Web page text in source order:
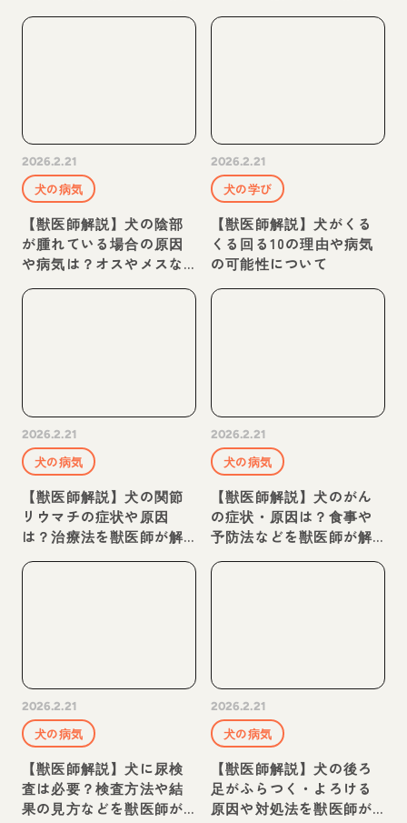
2026.2.21
犬の病気
【獣医師解説】犬の陰部
が腫れている場合の原因
や病気は？オスやメスな
ど性別で獣医師が解説
2026.2.21
犬の学び
【獣医師解説】犬がくる
くる回る10の理由や病気
の可能性について
2026.2.21
犬の病気
【獣医師解説】犬の関節
リウマチの症状や原因
は？治療法を獣医師が解
2026.2.21
犬の病気
【獣医師解説】犬のがん
の症状・原因は？食事や
予防法などを獣医師が解
2026.2.21
犬の病気
【獣医師解説】犬に尿検
査は必要？検査方法や結
果の見方などを獣医師が
2026.2.21
犬の病気
【獣医師解説】犬の後ろ
足がふらつく・よろける
原因や対処法を獣医師が